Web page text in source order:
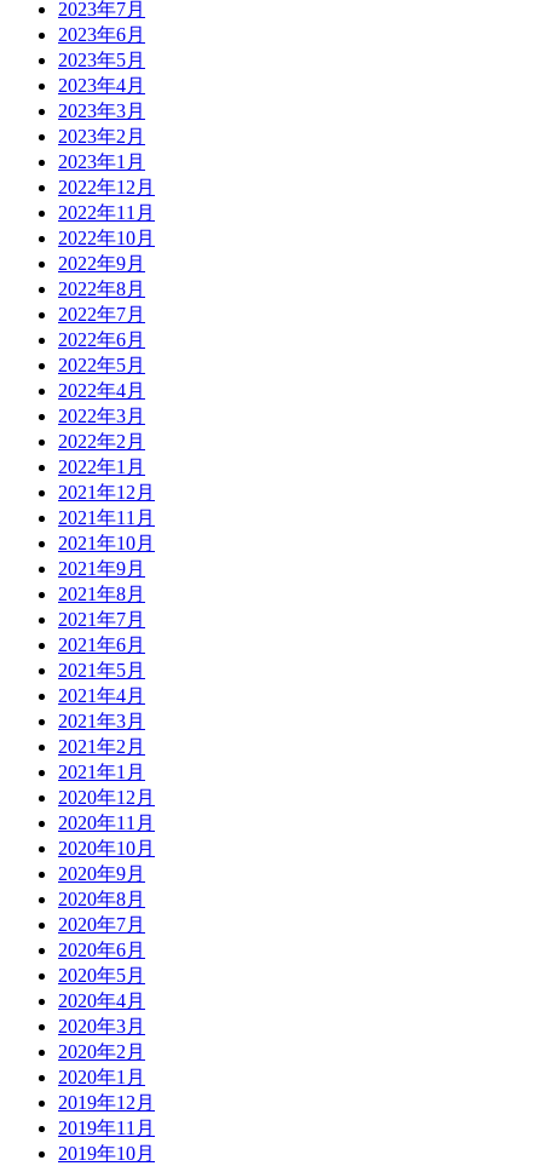
2023年7月
2023年6月
2023年5月
2023年4月
2023年3月
2023年2月
2023年1月
2022年12月
2022年11月
2022年10月
2022年9月
2022年8月
2022年7月
2022年6月
2022年5月
2022年4月
2022年3月
2022年2月
2022年1月
2021年12月
2021年11月
2021年10月
2021年9月
2021年8月
2021年7月
2021年6月
2021年5月
2021年4月
2021年3月
2021年2月
2021年1月
2020年12月
2020年11月
2020年10月
2020年9月
2020年8月
2020年7月
2020年6月
2020年5月
2020年4月
2020年3月
2020年2月
2020年1月
2019年12月
2019年11月
2019年10月